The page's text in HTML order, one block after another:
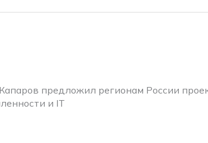
предложил регионам России
и IT